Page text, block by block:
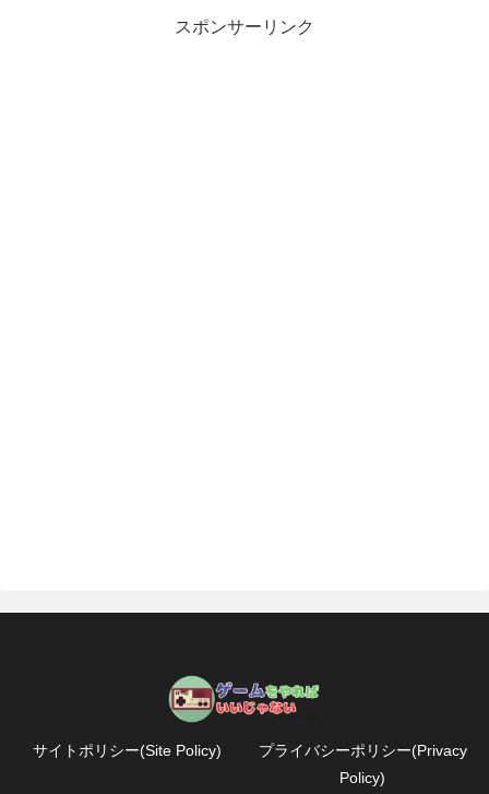
スポンサーリンク
サイトポリシー(Site Policy)
プライバシーポリシー(Privacy
Policy)